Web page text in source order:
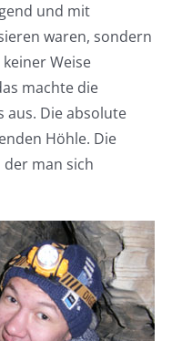
und mit
waren, sondern
Weise
machte die
aus. Die absolute
Höhle. Die
man sich